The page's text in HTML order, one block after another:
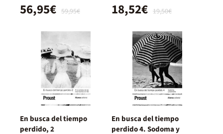
59,95€
56,95€ 19,50€
18,52€
En busca del tiempo
perdido, 2
En busca del tiempo
perdido 4. Sodoma y